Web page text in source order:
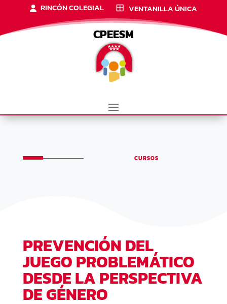
RINCÓN COLEGIAL VENTANILLA ÚNICA
CPEESM
CURSOS
PREVENCIÓN DEL
JUEGO PROBLEMÁTICO
DESDE LA PERSPECTIVA
DE GÉNERO